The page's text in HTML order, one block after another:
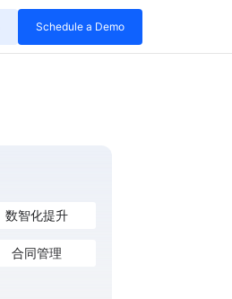
Schedule a Demo
数智化提升
合同管理